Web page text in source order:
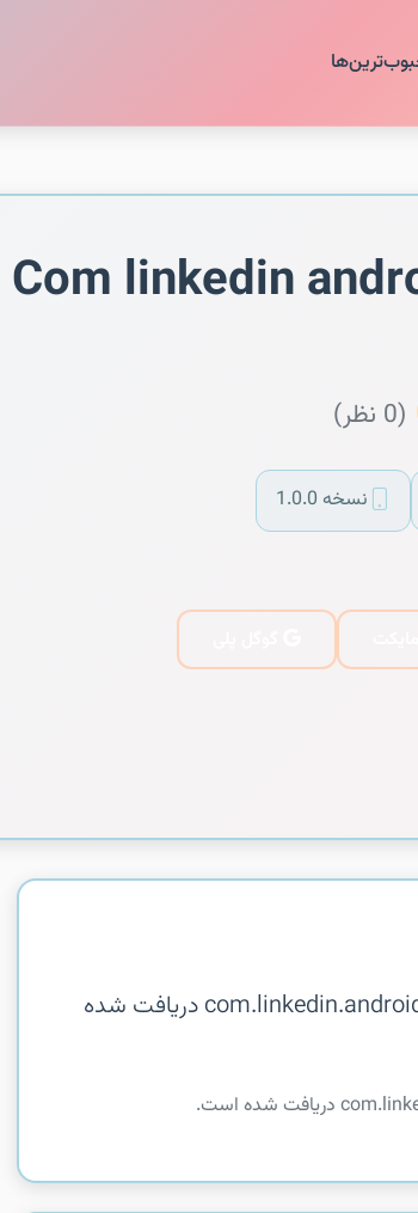
Com linkedin
(0 نظر)
نسخه 1.0.0
توضیحات در دسترس نیست. این اپلیکیشن از com.linkedin.android.alumni دریافت شده